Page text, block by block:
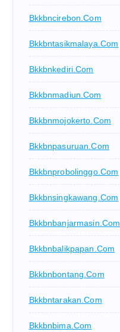
Bkkbncirebon.com
Bkkbntasikmalaya.com
Bkkbnkediri.com
Bkkbnmadiun.com
Bkkbnmojokerto.com
Bkkbnpasuruan.com
Bkkbnprobolinggo.com
Bkkbnsingkawang.com
Bkkbnbanjarmasin.com
Bkkbnbalikpapan.com
Bkkbnbontang.com
Bkkbntarakan.com
Bkkbnbima.com